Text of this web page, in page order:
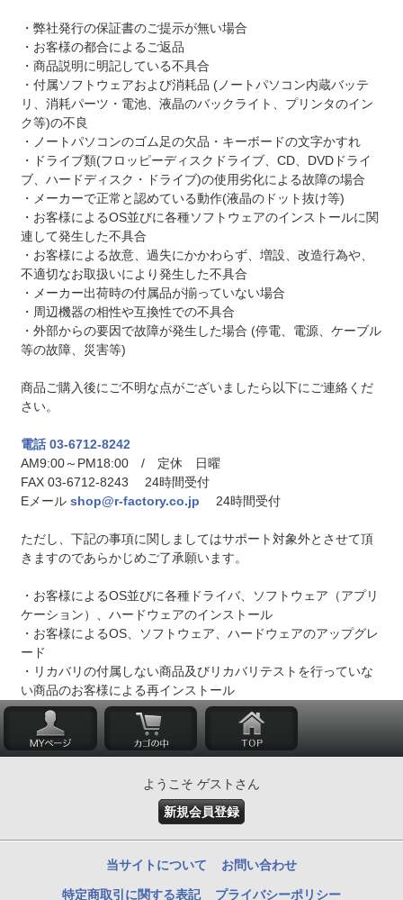
・弊社発行の保証書のご提示が無い場合
・お客様の都合によるご返品
・商品説明に明記している不具合
・付属ソフトウェアおよび消耗品 (ノートパソコン内蔵バッテ
リ、消耗パーツ・電池、液晶のバックライト、プリンタのイン
ク等)の不良
・ノートパソコンのゴム足の欠品・キーボードの文字かすれ
・ドライブ類(フロッピーディスクドライブ、CD、DVDドライ
ブ、ハードディスク・ドライブ)の使用劣化による故障の場合
・メーカーで正常と認めている動作(液晶のドット抜け等)
・お客様によるOS並びに各種ソフトウェアのインストールに関
連して発生した不具合
・お客様による故意、過失にかかわらず、増設、改造行為や、
不適切なお取扱いにより発生した不具合
・メーカー出荷時の付属品が揃っていない場合
・周辺機器の相性や互換性での不具合
・外部からの要因で故障が発生した場合 (停電、電源、ケーブル
等の故障、災害等)
商品ご購入後にご不明な点がございましたら以下にご連絡くだ
さい。
電話 03-6712-8242
AM9:00～PM18:00 / 定休 日曜
FAX 03-6712-8243 24時間受付
Eメール shop@r-factory.co.jp 24時間受付
ただし、下記の事項に関しましてはサポート対象外とさせて頂
きますのであらかじめご了承願います。
・お客様によるOS並びに各種ドライバ、ソフトウェア（アプリ
ケーション）、ハードウェアのインストール
・お客様によるOS、ソフトウェア、ハードウェアのアップグレ
ード
・リカバリの付属しない商品及びリカバリテストを行っていな
い商品のお客様による再インストール
ようこそ ゲストさん
新規会員登録
当サイトについて お問い合わせ
特定商取引に関する表記 プライバシーポリシー